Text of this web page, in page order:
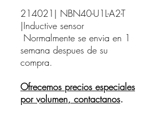
214021| NBN40-U1L-A2-T
|Inductive sensor
Normalmente se envia en 1
semana despues de su
compra.
Ofrecemos precios especiales
por volumen, contactanos.